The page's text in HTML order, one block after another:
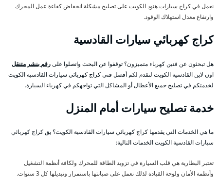
نعمل في كراج سيارات هنود الكويت على تصليح مشكلة انخفاض كفاءة عمل المحرك
وارتفاع معدل استهلاك الوقود.
كراج كهربائي سيارات القادسية
هل تبحثون عن فنين كهرباء متميزون؟ توقفوا عن البحث واتصلوا علىرقم بنشر متنقل
اون لاين القادسية الكويت لنقدم لكم أفضل فني كراج كهربائي سيارات القادسية الكويت
لخدمتكم في تصليح جميع الأعطال أو المشاكل التي تواجهكم في كهرباء السيارة.
خدمة تصليح سيارات أمام المنزل
ما هي الخدمات التي يقدمها كراج كهربائي سيارات القادسية الكويت؟ يق كراج كهربائي
سيارات القادسية الكويت الخدمات التالية:
تعتبر البطارية هي قلب السيارة في تزويد الطاقة للمحرك ولكافة أنظمة التشغيل
وأنظمة الأمان ولوحة القيادة لذلك نعمل على صيانتها باستمرار وتبديلها كل 3 سنوات.